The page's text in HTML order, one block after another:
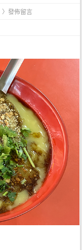
〉發佈留言